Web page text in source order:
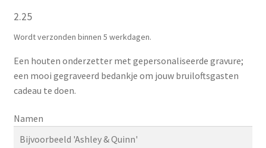
Alle producten
Contact
Zoeken
2.25
Wordt verzonden binnen 5 werkdagen.
Een houten onderzetter met gepersonaliseerde gravure;
een mooi gegraveerd bedankje om jouw bruiloftsgasten
cadeau te doen.
Namen